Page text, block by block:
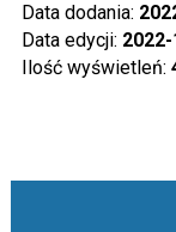
Data dodania:
Data edycji:
Ilość wyświetleń: